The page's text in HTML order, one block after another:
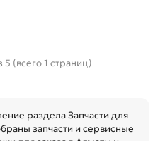
5 (всего 1 страниц)
раздела Запчасти для
запчасти и сервисные